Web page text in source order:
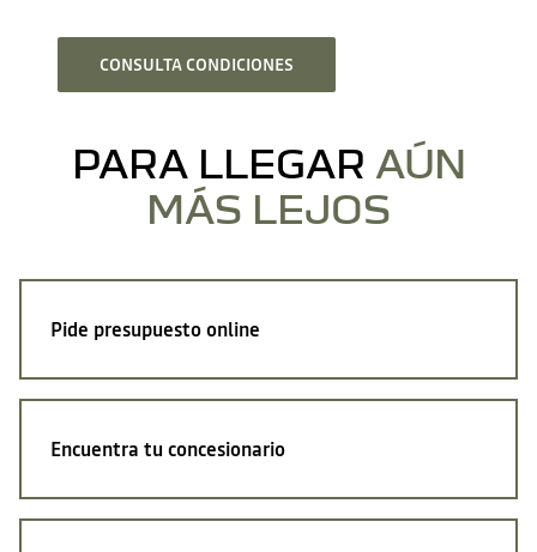
CONSULTA CONDICIONES
PARA LLEGAR AÚN
MÁS LEJOS
Pide presupuesto online
Encuentra tu concesionario